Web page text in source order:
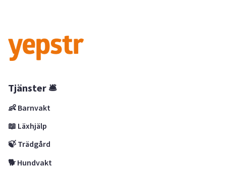
Tjänster 🛎
👶 Barnvakt
📖 Läxhjälp
🍃 Trädgård
🐕 Hundvakt